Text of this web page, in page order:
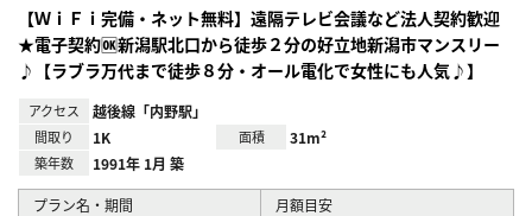
【ＷｉＦｉ完備・ネット無料】遠隔テレビ会議など法人契約歓迎
★電子契約🆗新潟駅北口から徒歩２分の好立地新潟市マンスリー
♪【ラブラ万代まで徒歩８分・オール電化で女性にも人気♪】
アクセス 越後線「内野駅」
間取り 1K 面積 31m²
築年数 1991年 1月 築
プラン名・期間 月額目安